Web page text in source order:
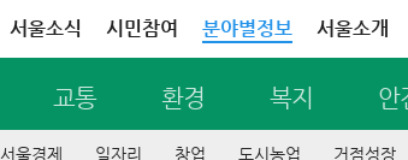
서울소식 시민참여 분야별정보 서울소개
교통 환경 복지 안
서울경제 일자리 창업 도시농업 거점성장